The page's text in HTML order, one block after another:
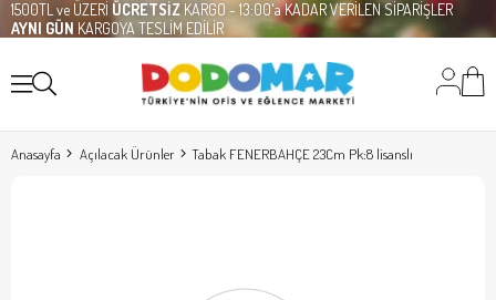
1500TL ve ÜZERİ ÜCRETSİZ KARGO - 13:00'a KADAR VERİLEN SİPARİŞLER
AYNI GÜN KARGOYA TESLİM EDİLİR
Anasayfa Açılacak Ürünler Tabak FENERBAHÇE 23Cm Pk:8 lisanslı